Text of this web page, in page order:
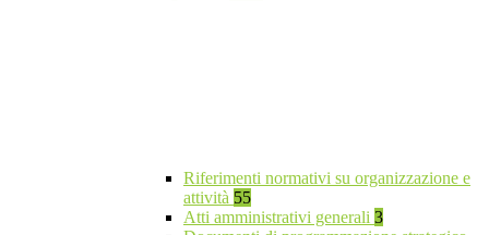
Riferimenti normativi su organizzazione e
attività 55
Atti amministrativi generali 3